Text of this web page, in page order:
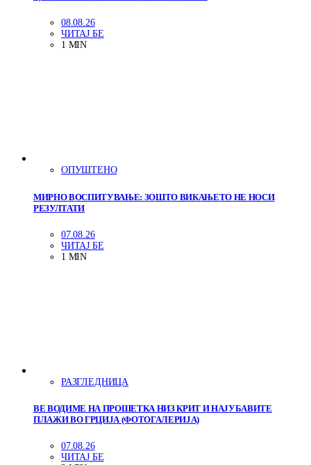
08.08.26
ЧИТАЈ БЕ
1 MIN
ОПУШТЕНО
МИРНО ВОСПИТУВАЊЕ: ЗОШТО ВИКАЊЕТО НЕ НОСИ
РЕЗУЛТАТИ
07.08.26
ЧИТАЈ БЕ
1 MIN
РАЗГЛЕДНИЦА
ВЕ ВОДИМЕ НА ПРОШЕТКА НИЗ КРИТ И НАЈУБАВИТЕ
ПЛАЖИ ВО ГРЦИЈА (ФОТОГАЛЕРИЈА)
07.08.26
ЧИТАЈ БЕ